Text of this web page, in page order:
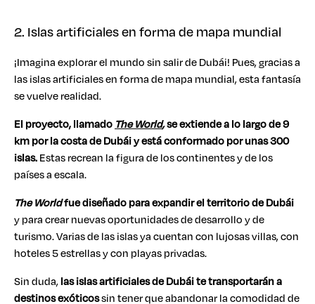
2. Islas artificiales en forma de mapa mundial
¡Imagina explorar el mundo sin salir de Dubái! Pues, gracias a
las islas artificiales en forma de mapa mundial, esta fantasía
se vuelve realidad.
El proyecto, llamado The World,se extiende a lo largo de 9
km por la costa de Dubái y está conformado por unas 300
islas.Estas recrean la figura de los continentes y de los
países a escala.
The Worldfue diseñado para expandir el territorio de Dubái
y para crear nuevas oportunidades de desarrollo y de
turismo. Varias de las islas ya cuentan con lujosas villas, con
hoteles 5 estrellas y con playas privadas.
Sin duda,las islas artificiales de Dubái te transportarán a
destinos exóticossin tener que abandonar la comodidad de